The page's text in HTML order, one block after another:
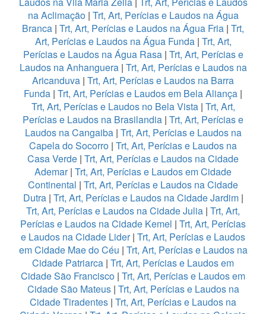
na Aclimação| Trt, Art, Perícias e Laudos na Água
Branca | Trt, Art, Perícias e Laudos na Água Fria | Trt,
Art, Perícias e Laudos na Água Funda| Trt, Art,
Perícias e Laudos na Água Rasa | Trt, Art, Perícias e
Laudos na Anhanguera| Trt, Art, Perícias e Laudos na
Aricanduva | Trt, Art, Perícias e Laudos na Barra
Funda | Trt, Art, Perícias e Laudos em Bela Aliança |
Trt, Art, Perícias e Laudos no Bela Vista| Trt, Art,
Perícias e Laudos na Brasilandia | Trt, Art, Perícias e
Laudos na Cangaiba| Trt, Art, Perícias e Laudos na
Capela do Socorro | Trt, Art, Perícias e Laudos na
Casa Verde | Trt, Art, Perícias e Laudos na Cidade
Ademar| Trt, Art, Perícias e Laudos em Cidade
Continental | Trt, Art, Perícias e Laudos na Cidade
Dutra | Trt, Art, Perícias e Laudos na Cidade Jardim|
Trt, Art, Perícias e Laudos na Cidade Julia | Trt, Art,
Perícias e Laudos na Cidade Kemel | Trt, Art, Perícias
e Laudos na Cidade Lider| Trt, Art, Perícias e Laudos
em Cidade Mae do Céu | Trt, Art, Perícias e Laudos na
Cidade Patriarca | Trt, Art, Perícias e Laudos em
Cidade São Francisco | Trt, Art, Perícias e Laudos em
Cidade São Mateus| Trt, Art, Perícias e Laudos na
Cidade Tiradentes | Trt, Art, Perícias e Laudos na